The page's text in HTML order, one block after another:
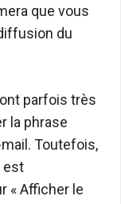
que vous
du
parfois très
la phrase
Toutefois,
est
« Afficher le